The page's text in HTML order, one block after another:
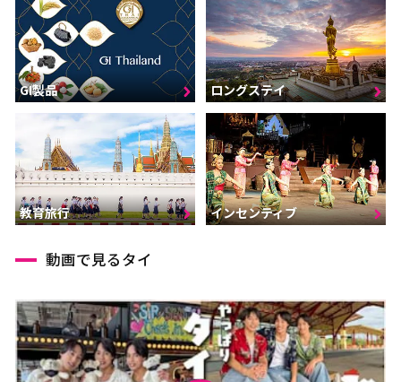
GI製品 ロングステイ
教育旅行 インセンティブ
動画で見るタイ